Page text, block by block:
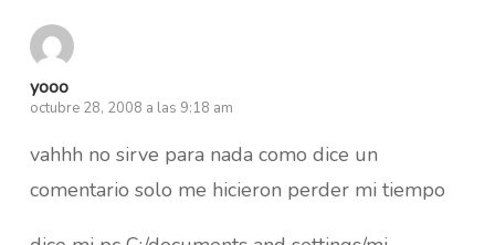
yooo
octubre 28, 2008 a las 9:18 am
vahhh no sirve para nada como dice un
comentario solo me hicieron perder mi tiempo